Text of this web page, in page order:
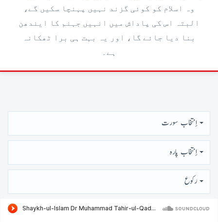
وہ اسلام کو کوئی گزند نہیں پہنچا سکیں گے،
البتہ اس کی پاداش میں انہیں جہنم کا ایندھن
بنا دیا جائے گا، اور یہ بہت ہی برا ٹھکانہ
ہے۔
اِنتخاب سورت
اِنتخاب پارہ
رُكوع